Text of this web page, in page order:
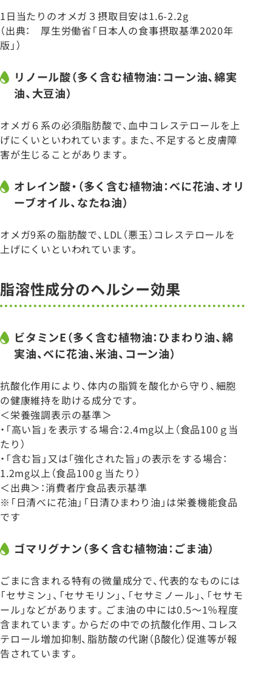
1日当たりのオメガ３摂取目安は1.6-2.2g
（出典： 厚生労働省「日本人の食事摂取基準2020年
版」）
リノール酸（多く含む植物油：コーン油、綿実
油、大豆油）
オメガ６系の必須脂肪酸で、血中コレステロールを上
げにくいといわれています。また、不足すると皮膚障
害が生じることがあります。
オレイン酸・（多く含む植物油：べに花油、オリ
ーブオイル、なたね油）
オメガ9系の脂肪酸で、LDL（悪玉）コレステロールを
上げにくいといわれています。
脂溶性成分のヘルシー効果
ビタミンE（多く含む植物油：ひまわり油、綿
実油、べに花油、米油、コーン油）
抗酸化作用により、体内の脂質を酸化から守り、細胞
の健康維持を助ける成分です。
＜栄養強調表示の基準＞
・「高い旨」を表示する場合：2.4mg以上（食品100ｇ当
たり）
・「含む旨」又は「強化された旨」の表示をする場合：
1.2mg以上（食品100ｇ当たり）
＜出典＞：消費者庁食品表示基準
※「日清べに花油」「日清ひまわり油」は栄養機能食品
です
ゴマリグナン（多く含む植物油：ごま油）
ごまに含まれる特有の微量成分で、代表的なものには
「セサミン」、「セサモリン」、「セサミノール」、「セサモ
ール」などがあります。ごま油の中には0.5～1％程度
含まれています。からだの中での抗酸化作用、コレス
テロール増加抑制、脂肪酸の代謝（β酸化）促進等が報
告されています。